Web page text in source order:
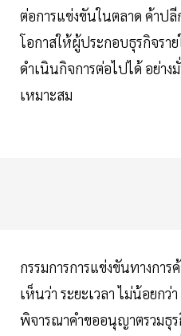
ต่อการแข่งขันในตลาด ค้าป
โอกาสให้ผู้ประกอบธุรกิจรา
ดำเนินกิจการต่อไปได้ อย่าง
เหมาะสม
กรรมการการแข่งขันทางการ
เห็นว่า ระยะเวลา ไม่น้อยก
พิจารณาคำขออนุญาตรวมธุร